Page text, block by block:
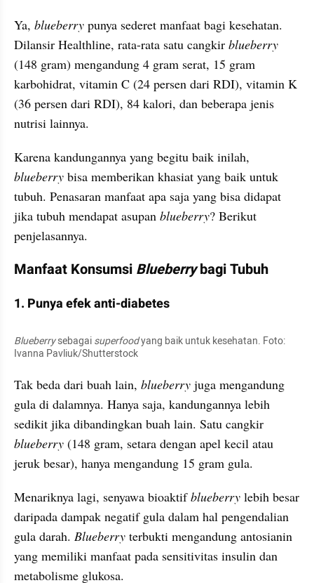
Ya, blueberry punya sederet manfaat bagi kesehatan.
Dilansir Healthline, rata-rata satu cangkir
(148 gram) mengandung 4 gram serat, 15 gram
karbohidrat, vitamin C (24 persen dari RDI), vitamin K
(36 persen dari RDI), 84 kalori, dan beberapa jenis
nutrisi lainnya.
blueberry bisa memberikan khasiat yang baik untuk
tubuh. Penasaran manfaat apa saja yang bisa didapat
jika tubuh mendapat asupan blueberry? Berikut
penjelasannya.
Manfaat Konsumsi Blueberry bagi Tubuh
1. Punya efek anti-diabetes
Blueberry sebagai superfood yang baik untuk kesehatan. Foto:
Ivanna Pavliuk/Shutterstock
Tak beda dari buah lain, blueberry juga mengandung
gula di dalamnya. Hanya saja, kandungannya lebih
blueberry (148 gram, setara dengan apel kecil atau
jeruk besar), hanya mengandung 15 gram gula.
Menariknya lagi, senyawa bioaktif blueberry lebih besar
daripada dampak negatif gula dalam hal pengendalian
gula darah. Blueberry terbukti mengandung antosianin
yang memiliki manfaat pada sensitivitas insulin dan
metabolisme glukosa.